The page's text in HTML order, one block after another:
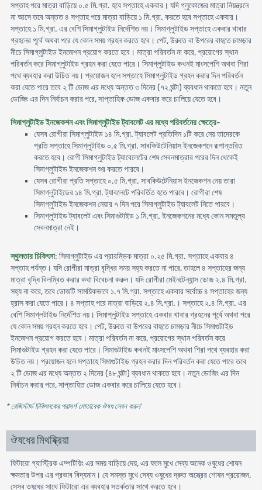
সপ্তাহ পরে মাত্রা বাড়িয়ে ০.৫ মি.গ্রা. হবে সপ্তাহে একবার। যদি গ্লুকোজের মাত্রা নিয়ন্ত্রনে
না আসে তবে অন্তত ৪ সপ্তাহ পরে মাত্রা বাড়িয়ে ১ মি.গ্রা. করতে হবে সপ্তাহে একবার।
সপ্তাহে ১ মি.গ্রা. এর বেশি সিমাগ্লুটাইড নির্দেশিত নয়। সিমাগ্লুটাইড সপ্তাহে একবার খাবার
গ্রহনের পূর্বে অথবা পরে যে কোন সময় গ্রহন করতে হবে। পেট, উরুতে বা উপরের বাহুতে চামড়ার
নীচে সিমাগ্লুটাইড ইনজেশন প্রয়োগ করতে হবে। মাত্রা পরিবর্তন না করে, প্রয়োগের স্থান
পরিবর্তন করে সিমাগ্লুটাইড গ্রহন করা যেতে পারে। সিমাগ্লুটাইড কখনই মাংসপেশি অথবা শিরা
পথে ব্যবহার করা উচিত নয়। প্রয়োজন হলে সপ্তাহে সিমাগ্লুটাইড গ্রহন করার দিন পরিবর্তন
করা যেতে পারে তবে ২ টি ডোজ এর মধ্যে অন্তত ৩ দিনের (৭২ ঘন্টা) ব্যবধান থাকতে হবে। নতুন
ডোজিং এর দিন নির্বাচন করার পরে, সাপ্তাহিক ডোজ একবার করে চালিয়ে যেতে হবে।
সিমাগ্লুটাইড ইনজেকশন এবং সিমাগ্লুটাইড ট্যাবলেট এর মধ্যে পরিবর্তনের ক্ষেত্রে-
যেসব রোগীরা সিমাগ্লুটাইড ১৪ মি.গ্রা. ট্যাবলেট প্রতিদিন ১টি করে নেয় তাদেরকে
প্রতি সপ্তাহে সিমাগ্লুটাইড ০.৫ মি.গ্রা. সাবকিউটেনিয়াস ইনজেকশনে রূপান্তরিত
করতে হবে। রোগী সিমাগ্লুটাইড ট্যাবেলেটের শেষ সেবনমাত্রার পরের দিন থেকেই
সিমাগ্লুটাইড ইনজেকশন শুর করতে পারবে।
যেসব রোগীরা প্রতি সপ্তাহে ০.৫ মি.গ্রা. সাবকিউটেনিয়াস ইনজেকশন নেয় তারা
সিমাগ্লুটাইডের ১৪ মি.গ্রা. ট্যাবলেটে পরিবর্তিত হতে পারবে। রোগীরা শেষ
সিমাগ্লুটাইড ইনজেকশন নেয়ার ৭ দিন পরে সিমাগ্লুটাইড ট্যাবলেট নিতে পারবে।
সিমাগ্লুটাইড ট্যাবলেট এবং সিমাগুটাইড ১ মি.গ্রা. ইনজেকশনের মধ্যে কোন সমতুল্য
সেবনমাত্রা নেই।
স্থুলতার চিকিৎসা: সিমাগ্লুটাইড এর প্রারম্ভিক মাত্রা ০.২৫ মি.গ্রা. সপ্তাহে একবার ৪
সপ্তাহ পর্যন্ত। যদি রোগীরা মাত্রা বৃদ্ধির সময় সহ্য করতে না পারে, তাহলে ৪ সপ্তাহের জন্য
মাত্রা বৃদ্ধি বিলম্বিত করার কথা বিবেচনা করুন। যদি রোগীরা মেইনটেন্যান্স ডোজ ২.৪ মি.গ্রা.
সহ্য না করে, তবে ডোজটি সাময়িকভাবে ১.৭ মি.গ্রা. সপ্তাহে একবার সর্বোচ্চ ৪ সপ্তাহের জন্য
হ্রাস করা যেতে পারে। ৪ সপ্তাহ পরে মাত্রা বাড়িয়ে ২.৪ মি.গ্রা.। সপ্তাহে ২.৪ মি.গ্রা. এর
বেশি সিমাগ্লটাইড নির্দেশিত নয়। সিমাপ্লুটাইড সপ্তাহে একবার খাবার গ্রহনের পূর্বে অথবা পরে
যে কোন সময় গ্রহন করতে হবে। পেট, উরুতে বা উপরের বাহুতে চামড়ার নীচে সিমাগুটাইড
ইনজেশন প্রয়োগ করতে হবে। মাত্রা পরিবর্তন না করে, প্রয়োগের স্থান পরিবর্তন করে
সিমাগুটাইড গ্রহন করা যেতে পারে। সিমাগুটাইড কখনই মাংসপেশি অথবা শিরা পথে ব্যবহার করা
উচিত নয়। প্রয়োজন হলে সপ্তাহে সিমাগুটাইড গ্রহন করার দিন পরিবর্তন করা যেতে পারে তবে
২ টি ডোজ এর মধ্যে অন্তত ২ দিনের (৪৮ ঘন্টা) ব্যবধান থাকতে হবে। নতুন ডোজিং এর দিন
নির্বাচন করার পরে, সাপ্তাহিত ডোজ একবার করে চালিয়ে যেতে হবে।
* রেজিস্টার্ড চিকিৎসকের পরামর্শ মোতাবেক ঔষধ সেবন করুন'
ঔষধের মিথষ্ক্রিয়া
ফিটারো গ্যাস্ট্রিক এম্পটিয়িং এর সময় বাড়িয়ে দেয়, এর ফলে মুখে সেব্য অনেক ওষুধের শোষন
ক্ষমতার উপর এর প্রভাব বিদ্যমান। যে সমস্ত মুখে সেব্য ওষুধের দ্রুত অস্ত্রের শোষন প্রয়োজন,
সেসব ওষুধের সাথে ফিটারো এর ব্যবহার সতর্কতার সাথে করতে হবে।